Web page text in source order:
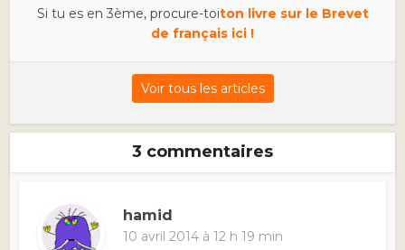
Si tu es en 3ème, procure-toiton livre sur le Brevet
de français ici !
Voir tous les articles
3 commentaires
hamid
10 avril 2014 à 12 h 19 min